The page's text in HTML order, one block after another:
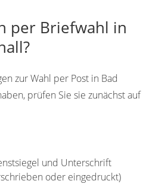
per Briefwahl in
zur Wahl per Post in Bad
prüfen Sie sie zunächst auf
und Unterschrift
oder eingedruckt)